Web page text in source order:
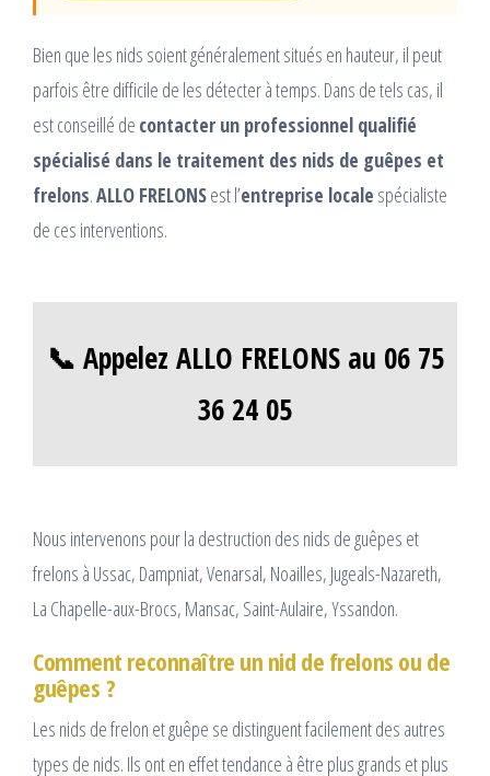
Bien que les nids soient généralement situés en hauteur, il peut
parfois être difficile de les détecter à temps. Dans de tels cas, il
est conseillé de contacter un professionnel qualifié
spécialisé dans le traitement des nids de guêpes et
frelons.ALLO FRELONSest l’entreprise locale spécialiste
de ces interventions.
📞 Appelez ALLO FRELONS au 06 75
36 24 05
Nous intervenons pour la destruction des nids de guêpes et
frelons à Ussac, Dampniat, Venarsal, Noailles, Jugeals-Nazareth,
La Chapelle-aux-Brocs, Mansac, Saint-Aulaire, Yssandon.
Comment reconnaître un nid de frelons ou de
guêpes ?
Les nids de frelon et guêpe se distinguent facilement des autres
types de nids. Ils ont en effet tendance à être plus grands et plus